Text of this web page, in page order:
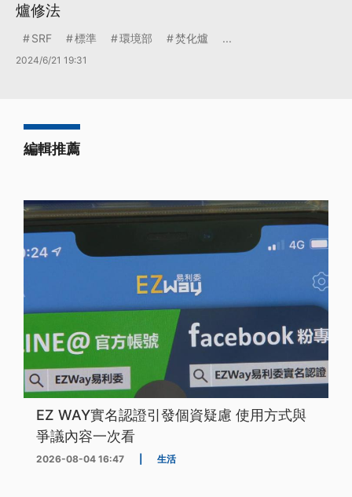
爐修法
SRF 標準 環境部 焚化爐 ...
2024/6/21 19:31
編輯推薦
EZ WAY實名認證引發個資疑慮 使用方式與
爭議內容一次看
2026-08-04 16:47 生活